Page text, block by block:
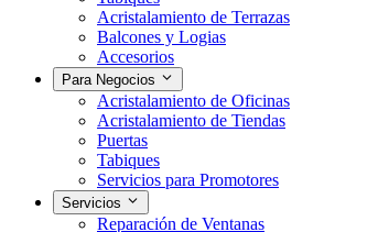
Acristalamiento de Terrazas
Balcones y Logias
Accesorios
Para Negocios
Acristalamiento de Oficinas
Acristalamiento de Tiendas
Puertas
Tabiques
Servicios para Promotores
Servicios
Reparación de Ventanas